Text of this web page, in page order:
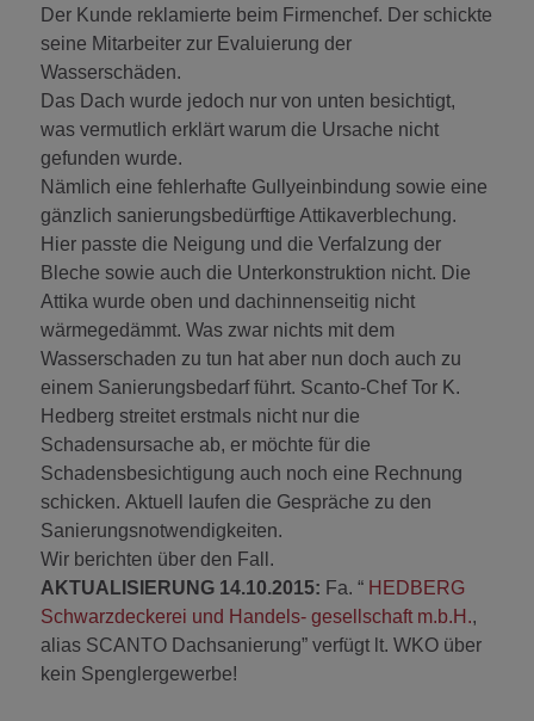
Der Kunde reklamierte beim Firmenchef. Der schickte
seine Mitarbeiter zur Evaluierung der
Wasserschäden.
Das Dach wurde jedoch nur von unten besichtigt,
was vermutlich erklärt warum die Ursache nicht
gefunden wurde.
Nämlich eine fehlerhafte Gullyeinbindung sowie eine
gänzlich sanierungsbedürftige Attikaverblechung.
Hier passte die Neigung und die Verfalzung der
Bleche sowie auch die Unterkonstruktion nicht. Die
Attika wurde oben und dachinnenseitig nicht
wärmegedämmt. Was zwar nichts mit dem
Wasserschaden zu tun hat aber nun doch auch zu
einem Sanierungsbedarf führt. Scanto-Chef Tor K.
Hedberg streitet erstmals nicht nur die
Schadensursache ab, er möchte für die
Schadensbesichtigung auch noch eine Rechnung
schicken. Aktuell laufen die Gespräche zu den
Sanierungsnotwendigkeiten.
Wir berichten über den Fall.
AKTUALISIERUNG 14.10.2015: Fa. “ HEDBERG
Schwarzdeckerei und Handels- gesellschaft m.b.H.,
alias SCANTO Dachsanierung” verfügt lt. WKO über
kein Spenglergewerbe!